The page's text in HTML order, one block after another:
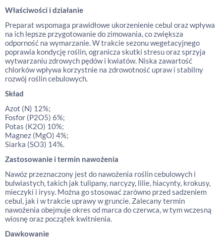
Właściwości i działanie
Preparat wspomaga prawidłowe ukorzenienie cebul oraz wpływa
na ich lepsze przygotowanie do zimowania, co zwiększa
odporność na wymarzanie. W trakcie sezonu wegetacyjnego
poprawia kondycję roślin, ogranicza skutki stresu oraz sprzyja
wytwarzaniu zdrowych pędów i kwiatów. Niska zawartość
chlorków wpływa korzystnie na zdrowotność upraw i stabilny
rozwój roślin cebulowych.
Skład
Azot (N) 12%;
Fosfor (P2O5) 6%;
Potas (K2O) 10%;
Magnez (MgO) 4%;
Siarka (SO3) 14%.
Zastosowanie i termin nawożenia
Nawóz przeznaczony jest do nawożenia roślin cebulowych i
bulwiastych, takich jak tulipany, narcyzy, lilie, hiacynty, krokusy,
mieczyki i irysy. Można go stosować zarówno przed sadzeniem
cebul, jak i w trakcie uprawy w gruncie. Zalecany termin
nawożenia obejmuje okres od marca do czerwca, w tym wczesną
wiosnę oraz początek kwitnienia.
Dawkowanie